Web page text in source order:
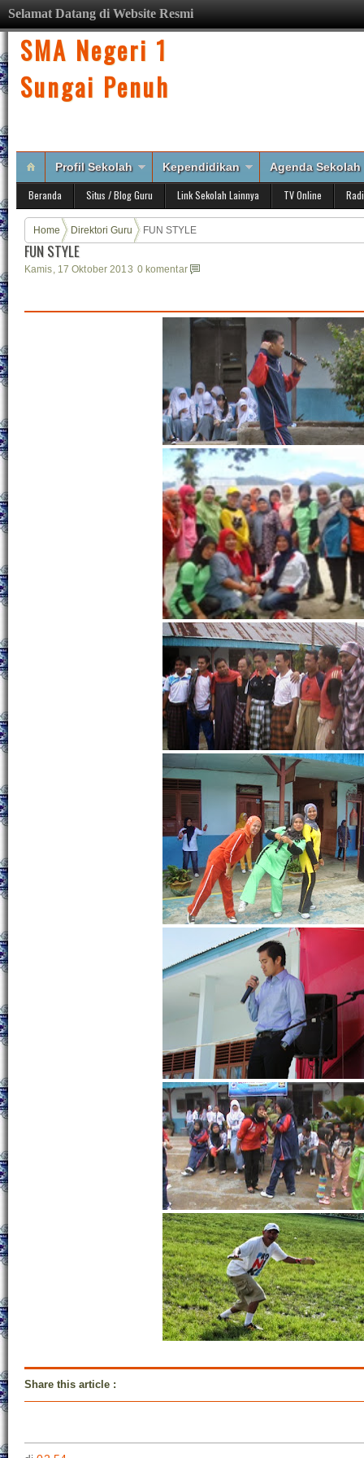
Selamat Datang di Website Resmi
SMA Negeri 1
Sungai Penuh
Profil Sekolah Kependidikan Agenda Sekolah
Beranda Situs / Blog Guru Link Sekolah Lainnya TV Online
Home Direktori Guru FUN STYLE
FUN STYLE
Kamis, 17 Oktober 2013 0 komentar
Share this article :